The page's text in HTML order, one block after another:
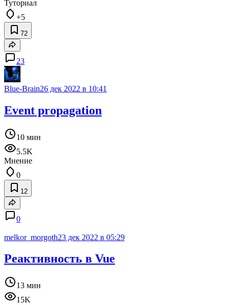
Туториал
+5
72
23
Blue-Brain26 дек 2022 в 10:41
Event propagation
10 мин
5.5K
Мнение
0
12
0
melkor_morgoth23 дек 2022 в 05:29
Реактивность в Vue
13 мин
15K